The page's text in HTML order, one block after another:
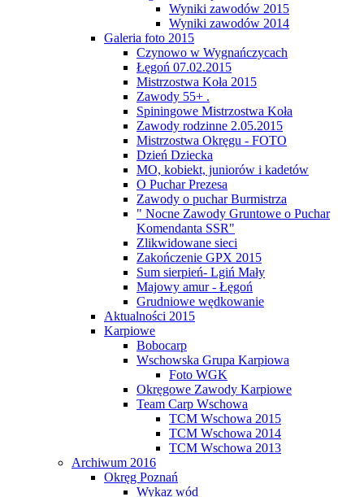
Wyniki zawodów 2015
Wyniki zawodów 2014
Galeria foto 2015
Czynowo w Wygnańczycach
Łęgoń 07.02.2015
Mistrzostwa Koła 2015
Zawody 55+ .
Spiningowe Mistrzostwa Koła
Zawody rodzinne 2.05.2015
Mistrzostwa Okręgu - FOTO
Dzień Dziecka
MO, kobiekt, juniorów i kadetów
O Puchar Prezesa
Zawody o puchar Burmistrza
" Nocne Zawody Gruntowe o Puchar
Komendanta SSR"
Zlikwidowane sieci
Zakończenie GPX 2015
Sum sierpień- Lgiń Mały
Majowy amur - Łęgoń
Grudniowe wędkowanie
Aktualności 2015
Karpiowe
Bobocarp
Wschowska Grupa Karpiowa
Foto WGK
Okręgowe Zawody Karpiowe
Team Carp Wschowa
TCM Wschowa 2015
TCM Wschowa 2014
TCM Wschowa 2013
Archiwum 2016
Okręg Poznań
Wykaz wód